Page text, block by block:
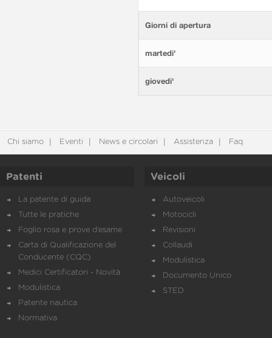
Giorni di apertura
martedi'
giovedi'
Chi siamo Eventi News e circolari Assistenza Faq
Patenti
La patente di guida
Tutte le pratiche
Foglio rosa e prove d’esame
Carta di Qualificazione del
Conducente (CQC)
Medici Certificatori - Novità
Modulistica
Patente nautica
Normativa
Veicoli
Autoveicoli
Motocicli
Revisioni
Collaudi
Modulistica
Documento Unico
STED